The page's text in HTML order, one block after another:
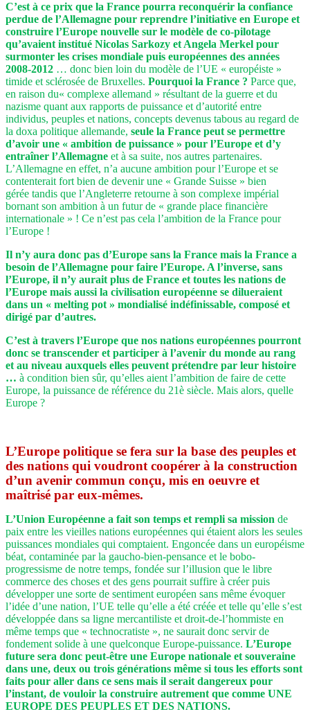
C’est à ce prix que la France pourra reconquérir la confiance
perdue de l’Allemagne pour reprendre l’initiative en Europe et
construire l’Europe nouvelle sur le modèle de co-pilotage
qu’avaient institué Nicolas Sarkozy et Angela Merkel pour
surmonter les crises mondiale puis européennes des années
2008-2012 … donc bien loin du modèle de l’UE « européiste »
timide et sclérosée de Bruxelles. Pourquoi la France ? Parce que,
en raison du« complexe allemand » résultant de la guerre et du
nazisme quant aux rapports de puissance et d’autorité entre
individus, peuples et nations, concepts devenus tabous au regard de
la doxa politique allemande, seule la France peut se permettre
d’avoir une « ambition de puissance » pour l’Europe et d’y
entraîner l’Allemagne et à sa suite, nos autres partenaires.
L’Allemagne en effet, n’a aucune ambition pour l’Europe et se
contenterait fort bien de devenir une « Grande Suisse » bien
gérée tandis que l’Angleterre retourne à son complexe impérial
bornant son ambition à un futur de « grande place financière
internationale » ! Ce n’est pas cela l’ambition de la France pour
l’Europe !
Il n’y aura donc pas d’Europe sans la France mais la France a
besoin de l’Allemagne pour faire l’Europe. A l’inverse, sans
l’Europe, il n’y aurait plus de France et toutes les nations de
l’Europe mais aussi la civilisation européenne se dilueraient
dans un « melting pot » mondialisé indéfinissable, composé et
dirigé par d’autres.
C’est à travers l’Europe que nos nations européennes pourront
donc se transcender et participer à l’avenir du monde au rang
et au niveau auxquels elles peuvent prétendre par leur histoire
… à condition bien sûr, qu’elles aient l’ambition de faire de cette
Europe, la puissance de référence du 21è siècle. Mais alors, quelle
Europe ?
L’Europe politique se fera sur la base des peuples et
des nations qui voudront coopérer à la construction
d’un avenir commun conçu, mis en oeuvre et
maîtrisé par eux-mêmes.
L’Union Européenne a fait son temps et rempli sa mission de
paix entre les vieilles nations européennes qui étaient alors les seules
puissances mondiales qui comptaient. Engoncée dans un européisme
béat, contaminée par la gaucho-bien-pensance et le bobo-
progressisme de notre temps, fondée sur l’illusion que le libre
commerce des choses et des gens pourrait suffire à créer puis
développer une sorte de sentiment européen sans même évoquer
l’idée d’une nation, l’UE telle qu’elle a été créée et telle qu’elle s’est
développée dans sa ligne mercantiliste et droit-de-l’hommiste en
même temps que « technocratiste », ne saurait donc servir de
fondement solide à une quelconque Europe-puissance. L’Europe
future sera donc peut-être une Europe nationale et souveraine
dans une, deux ou trois générations même si tous les efforts sont
faits pour aller dans ce sens mais il serait dangereux pour
l’instant, de vouloir la construire autrement que comme UNE
EUROPE DES PEUPLES ET DES NATIONS.